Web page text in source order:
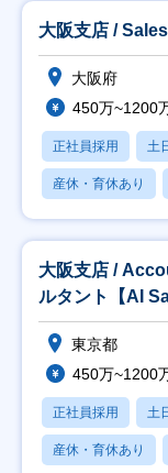
大阪支店 /
大阪府
450万~1200
正社員採用 土
産休・育休あり
大阪支店 /
ルタント【AI
東京都
450万~1200
正社員採用 土
産休・育休あり